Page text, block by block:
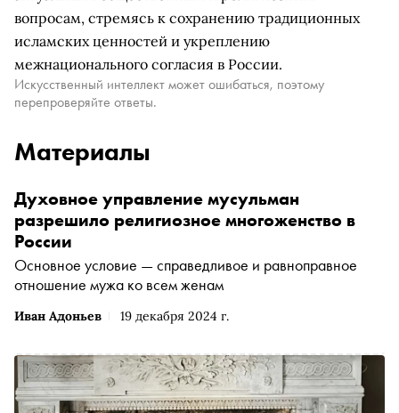
вопросам, стремясь к сохранению традиционных
исламских ценностей и укреплению
межнационального согласия в России.
Искусственный интеллект может ошибаться, поэтому
перепроверяйте ответы.
Материалы
Иван Адоньев 19 декабря 2024 г.
Духовное управление мусульман
разрешило религиозное многоженство в
России
Основное условие — справедливое и равноправное
отношение мужа ко всем женам